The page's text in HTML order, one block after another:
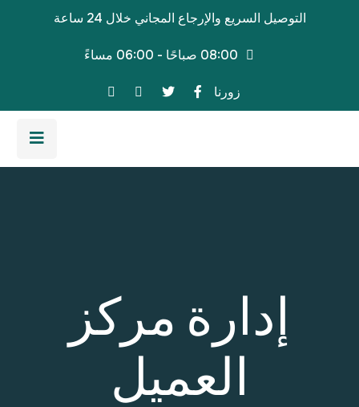
التوصيل السريع والإرجاع المجاني خلال 24 ساعة
08:00 صباحًا - 06:00 مساءً
زورنا
إدارة مركز
العميل